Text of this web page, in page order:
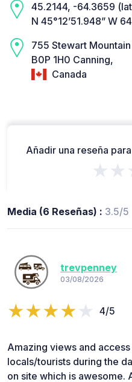
45.2144, -64.3659
N 45°12’51.948” W
755 Stewart Mountain
B0P 1H0 Canning,
Canada
Añadir una reseña
Media (6 Reseñas) : 3.5/5
trevpenney
03/08/2026
4/5
Amazing views and
locals/tourists during the
on site which is awesome.